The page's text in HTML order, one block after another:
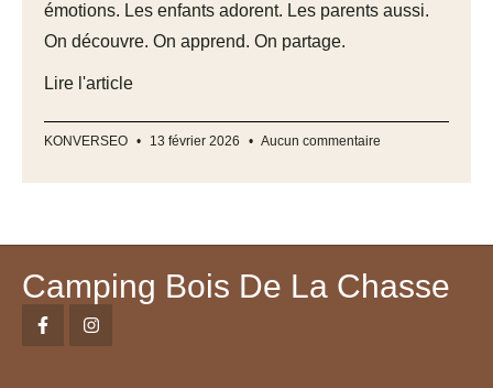
émotions. Les enfants adorent. Les parents aussi.
On découvre. On apprend. On partage.
Lire l'article
KONVERSEO 13 février 2026 Aucun commentaire
Camping Bois De La Chasse